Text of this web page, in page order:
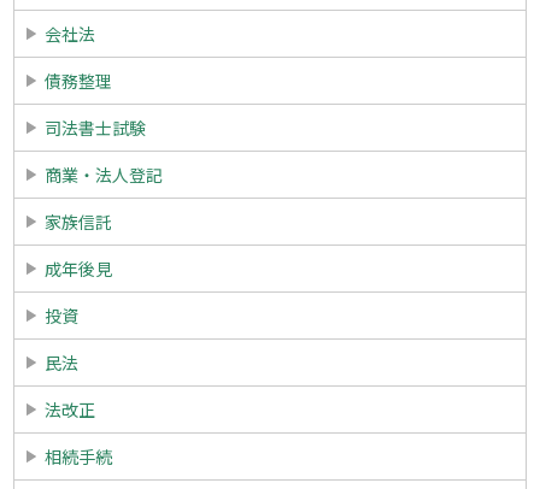
会社法
債務整理
司法書士試験
商業・法人登記
家族信託
成年後見
投資
民法
法改正
相続手続